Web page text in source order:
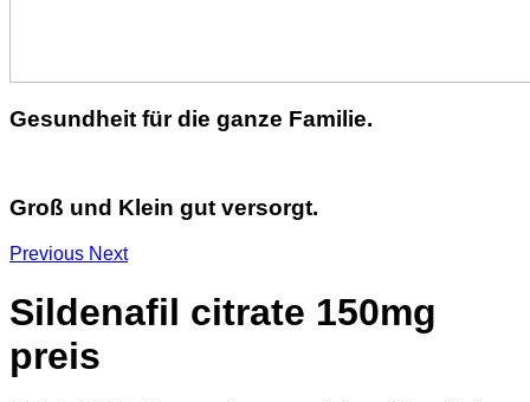
Gesundheit für die ganze Familie.
Groß und Klein gut versorgt.
Previous Next
Sildenafil citrate 150mg
preis